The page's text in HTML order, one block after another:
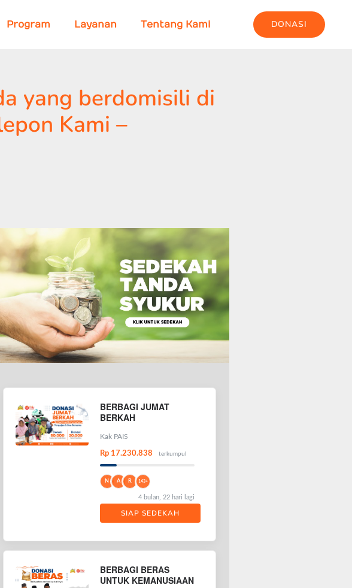
Program Layanan Tentang Kami DONASI
yang berdomisili di
Kami –
BERBAGI JUMAT
BERKAH
Kak PAIS
Rp 17.230.838 terkumpul
N A R 143+
4 bulan, 22 hari lagi
SIAP SEDEKAH
BERBAGI BERAS
UNTUK KEMANUSIAAN